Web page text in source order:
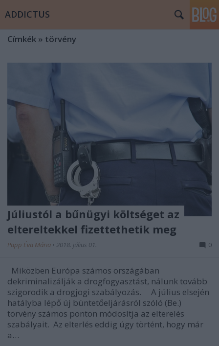
ADDICTUS
Címkék » törvény
Júliustól a bűnügyi költséget az
eltereltekkel fizettethetik meg
Papp Éva Mária • 2018. július 01. 0
Miközben Európa számos országában
dekriminalizálják a drogfogyasztást, nálunk tovább
szigorodik a drogjogi szabályozás. A július elsején
hatályba lépő új büntetőeljárásról szóló (Be.)
törvény számos ponton módosítja az elterelés
szabályait. Az elterlés eddig úgy történt, hogy már
a…